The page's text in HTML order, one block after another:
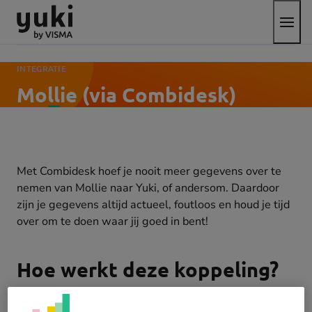
Direct
naar
content
Direct
naar
footer
Ga
naar
homepage
het
Mollie (via Combidesk)
INTEGRATIE
Met Combidesk hoef je nooit meer gegevens over te
nemen van Mollie naar Yuki, of andersom. Daardoor
zijn je gegevens altijd actueel, foutloos en houd je tijd
over om te doen waar jij goed in bent!
Hoe werkt deze koppeling?
De Mollie koppeling met Yuki zorgt ervoor dat